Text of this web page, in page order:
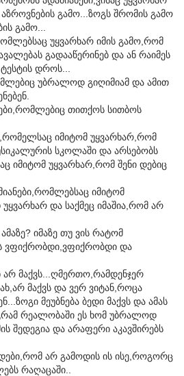
გამო...ზოგს შრომის გამო
გამო...
უყვარხარ იმის გამო,რომ
გადააწერინებ და ან რაიმეს
დროს...
უბრალოდ გიღიმიამ და ამით
თითქოს სითბოს
იმიტომ უყვარხარ,რომ
სკოლაში და არსებობს
იმიტომ უყვარხარ,რომ შენი დებიც
იმიტომ
და საქმეც იმაშია,რომ არ
იმაზე თუ ვის რატომ
ვფიქრობდი,ვფიქრობდი და
მაქვს...ღმერთო,რამდენჯერ
მაქვს და ვერ ვიტან,როცა
მეუბნება ბედი მაქვს და ამას
რეალობაში ეს ხომ უბრალოდ
შედეგია და არაფერი აკავშირებს
არ გამოდის ის ისე,როგორც
რაღაცაში..